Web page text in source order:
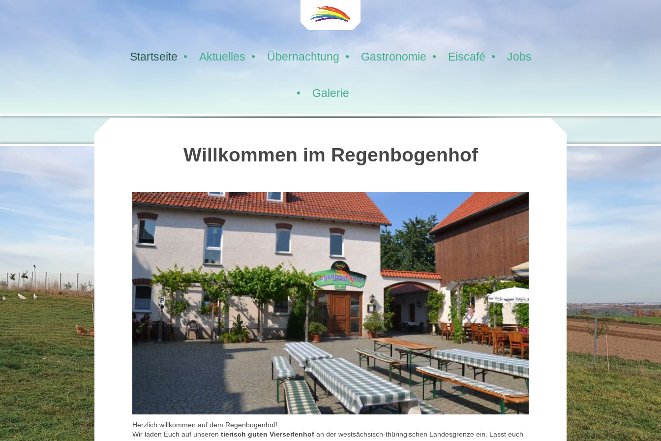
Startseite Aktuelles Übernachtung Gastronomie Eiscafé Jobs
Galerie
Willkommen im Regenbogenhof
Willkommen im Regenbogenhof
Herzlich willkommen auf dem Regenbogenhof!
Wir laden Euch auf unseren tierisch guten Vierseitenhofan der westsächsisch-thüringischen Landesgrenze ein. Lasst euch